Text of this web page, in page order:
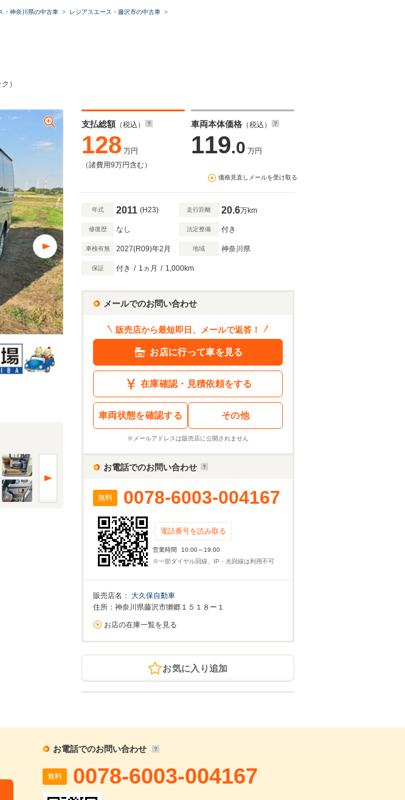
・神奈川県の中古車
レジアスエース・藤沢市の中古車
）
支払総額 （税込）
128 万円
（諸費用9万円含む）
車両本体価格 （税込）
119.0 万円
価格見直しメールを受け取る
年式 2011 (H23) 走行距離 20.6万km
修復歴 なし 法定整備 付き
車検有無 2027(R09)年2月 地域 神奈川県
保証 付き / 1ヵ月 / 1,000km
メールでのお問い合わせ
販売店から最短即日、メールで返答！
お店に行って車を見る
在庫確認・見積依頼をする
車両状態を確認する その他
※メールアドレスは販売店に公開されません
お電話でのお問い合わせ
無料 0078-6003-004167
電話番号を読み取る
営業時間
10:00～19:00
※一部ダイヤル回線、IP・光回線は利用不可
販売店名： 大久保自動車
住所：神奈川県藤沢市獺郷１５１８ー１
お店の在庫一覧を見る
お気に入り追加
お電話でのお問い合わせ
無料 0078-6003-004167